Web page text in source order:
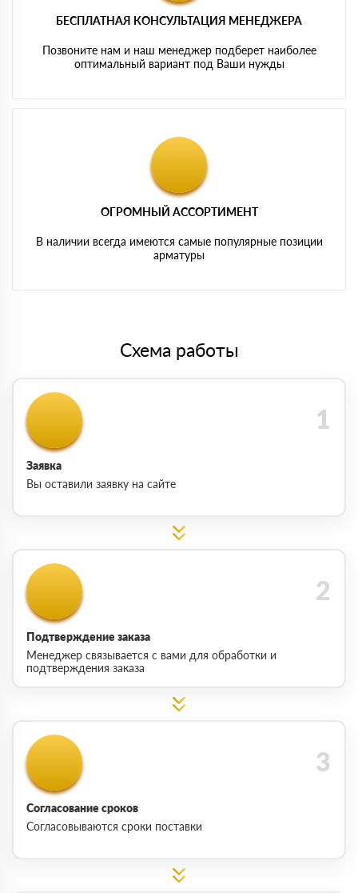
БЕСПЛАТНАЯ КОНСУЛЬТАЦИЯ МЕНЕДЖЕРА
Позвоните нам и наш менеджер подберет наиболее
оптимальный вариант под Ваши нужды
ОГРОМНЫЙ АССОРТИМЕНТ
В наличии всегда имеются самые популярные позиции
арматуры
Схема работы
Заявка
Вы оставили заявку на сайте
Подтверждение заказа
Менеджер связывается с вами для обработки и
подтверждения заказа
Согласование сроков
Согласовываются сроки поставки